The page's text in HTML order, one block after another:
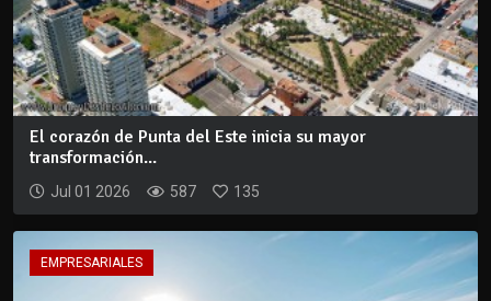
El corazón de Punta del Este inicia su mayor
transformación...
Jul 01 2026 587 135
EMPRESARIALES